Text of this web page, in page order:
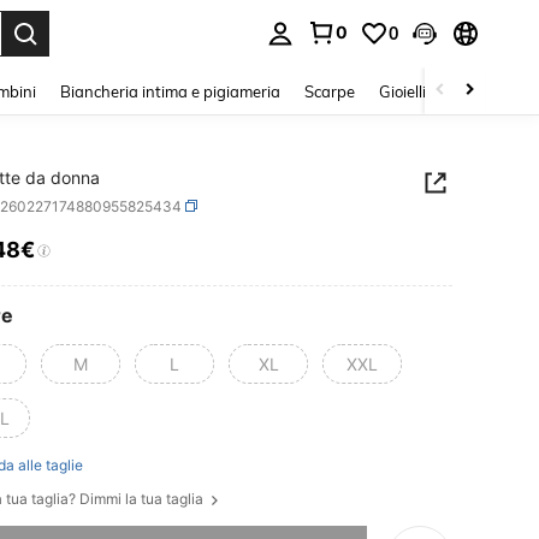
0 0
Biancheria intima e pigiameria Scarpe Gioielli E Accessori
da donna
AND AVAILABILITY
M L XL XXL
alle taglie
tua taglia? Dimmi la tua taglia
questo prodotto è esaurito